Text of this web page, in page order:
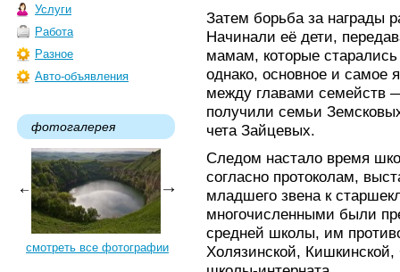
Услуги
Работа
Разное
Авто-объявления
фотогалерея
смотреть все фотографии
Затем борьба за награды
Начинали её дети,
мамам, которые
однако, основное и самое
между главами семейств
получили семьи
чета Зайцевых.
Следом настало время
согласно протоколам,
младшего звена к
многочисленными были
средней школы, им
Холязинской,